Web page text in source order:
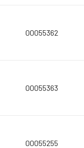
00055362
00055363
00055255